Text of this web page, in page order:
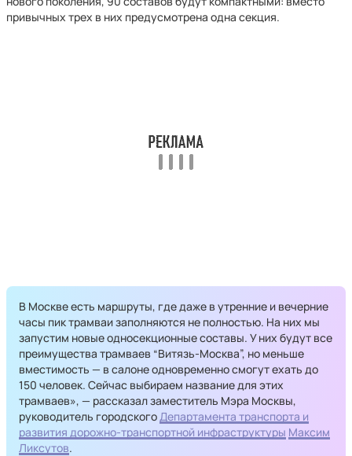
привычных трех в них предусмотрена одна секция.
В Москве есть маршруты, где даже в утренние и вечерние
часы пик трамваи заполняются не полностью. На них мы
запустим новые односекционные составы. У них будут все
преимущества трамваев “Витязь-Москва”, но меньше
вместимость — в салоне одновременно смогут ехать до
150 человек. Сейчас выбираем название для этих
трамваев», — рассказал заместитель Мэра Москвы,
руководитель городскогоДепартамента транспорта и
развития дорожно-транспортной инфраструктуры Максим
Ликсутов.